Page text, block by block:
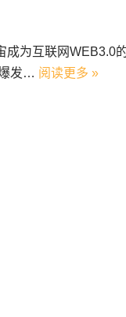
成为互联网WEB3.0
发… 阅读更多 »